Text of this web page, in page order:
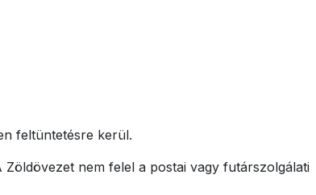
feltüntetésre kerül.
nem felel a postai vagy futárszolgálati